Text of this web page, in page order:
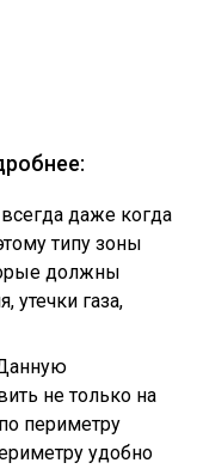
даже когда
типу зоны
должны
утечки газа,
не только на
периметру
удобно